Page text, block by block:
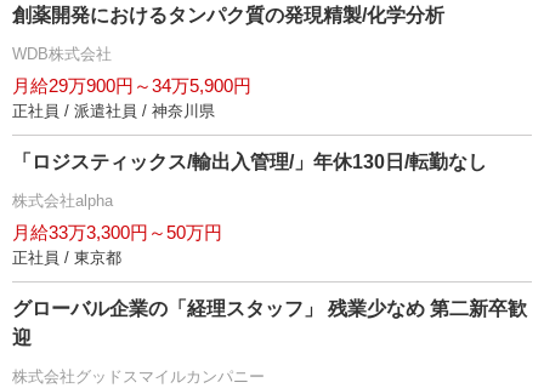
創薬開発におけるタンパク質の発現精製/化学分析
WDB株式会社
月給29万900円～34万5,900円
正社員 / 派遣社員 / 神奈川県
「ロジスティックス/輸出入管理/」年休130日/転勤なし
株式会社alpha
月給33万3,300円～50万円
正社員 / 東京都
グローバル企業の「経理スタッフ」 残業少なめ 第二新卒歓
迎
株式会社グッドスマイルカンパニー